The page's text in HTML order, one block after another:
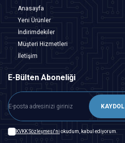
Anasayfa
Yeni Ürünler
İndirimdekiler
Müşteri Hizmetleri
İletişim
E-Bülten Aboneliği
KAYDOL
KVKK Sözleşmesi'ni okudum, kabul ediyorum.